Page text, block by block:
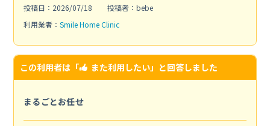
投稿日：2026/07/18
投稿者：bebe
利用業者： Smile Home Clinic
この利用者は「 また利用したい」と回答しました
まるごとお任せ